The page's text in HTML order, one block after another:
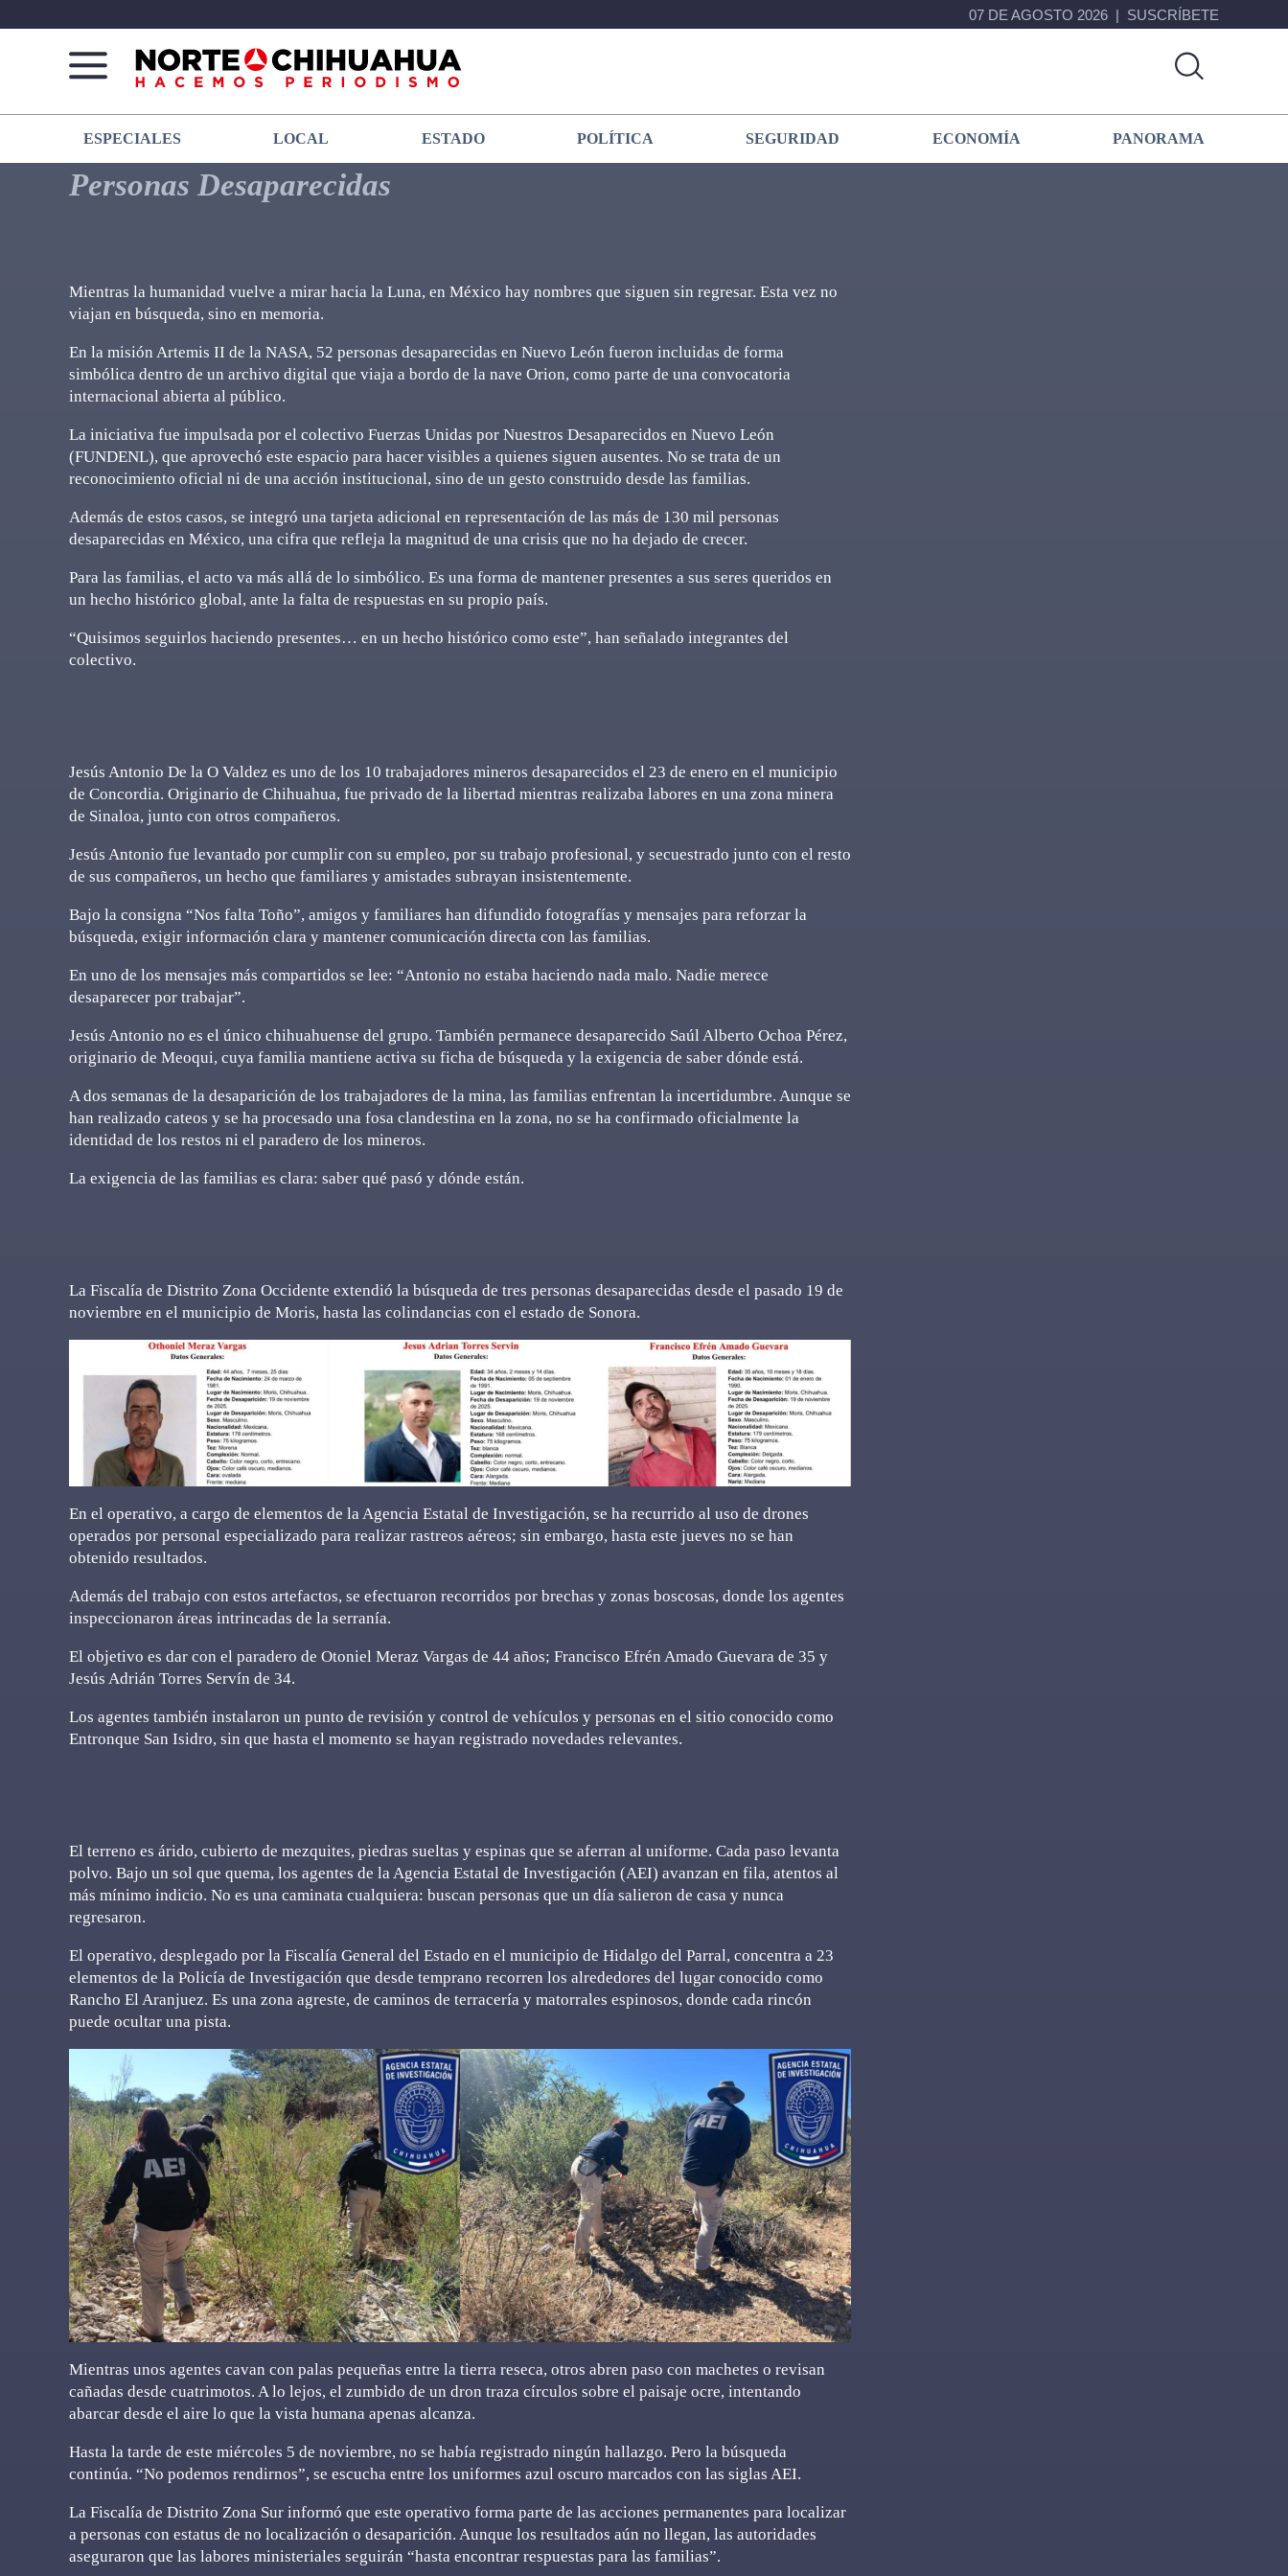
07 DE AGOSTO 2026 SUSCRÍBETE
Norte
De
Chihuahua
Más
que
noticias,
hacemos periodismo
ESPECIALES LOCAL ESTADO POLÍTICA SEGURIDAD ECONOMÍA PANORAMA
Personas Desaparecidas
Mientras la humanidad vuelve a mirar hacia la Luna, en México hay nombres que siguen sin regresar. Esta vez no
viajan en búsqueda, sino en memoria.
En la misión Artemis II de la NASA, 52 personas desaparecidas en Nuevo León fueron incluidas de forma
simbólica dentro de un archivo digital que viaja a bordo de la nave Orion, como parte de una convocatoria
internacional abierta al público.
La iniciativa fue impulsada por el colectivo Fuerzas Unidas por Nuestros Desaparecidos en Nuevo León
(FUNDENL), que aprovechó este espacio para hacer visibles a quienes siguen ausentes. No se trata de un
reconocimiento oficial ni de una acción institucional, sino de un gesto construido desde las familias.
Además de estos casos, se integró una tarjeta adicional en representación de las más de 130 mil personas
desaparecidas en México, una cifra que refleja la magnitud de una crisis que no ha dejado de crecer.
Para las familias, el acto va más allá de lo simbólico. Es una forma de mantener presentes a sus seres queridos en
un hecho histórico global, ante la falta de respuestas en su propio país.
“Quisimos seguirlos haciendo presentes… en un hecho histórico como este”, han señalado integrantes del
colectivo.
Jesús Antonio De la O Valdez es uno de los 10 trabajadores mineros desaparecidos el 23 de enero en el municipio
de Concordia. Originario de Chihuahua, fue privado de la libertad mientras realizaba labores en una zona minera
de Sinaloa, junto con otros compañeros.
Jesús Antonio fue levantado por cumplir con su empleo, por su trabajo profesional, y secuestrado junto con el resto
de sus compañeros, un hecho que familiares y amistades subrayan insistentemente.
Bajo la consigna “Nos falta Toño”, amigos y familiares han difundido fotografías y mensajes para reforzar la
búsqueda, exigir información clara y mantener comunicación directa con las familias.
En uno de los mensajes más compartidos se lee: “Antonio no estaba haciendo nada malo. Nadie merece
desaparecer por trabajar”.
Jesús Antonio no es el único chihuahuense del grupo. También permanece desaparecido Saúl Alberto Ochoa Pérez,
originario de Meoqui, cuya familia mantiene activa su ficha de búsqueda y la exigencia de saber dónde está.
A dos semanas de la desaparición de los trabajadores de la mina, las familias enfrentan la incertidumbre. Aunque se
han realizado cateos y se ha procesado una fosa clandestina en la zona, no se ha confirmado oficialmente la
identidad de los restos ni el paradero de los mineros.
La exigencia de las familias es clara: saber qué pasó y dónde están.
La Fiscalía de Distrito Zona Occidente extendió la búsqueda de tres personas desaparecidas desde el pasado 19 de
noviembre en el municipio de Moris, hasta las colindancias con el estado de Sonora.
En el operativo, a cargo de elementos de la Agencia Estatal de Investigación, se ha recurrido al uso de drones
operados por personal especializado para realizar rastreos aéreos; sin embargo, hasta este jueves no se han
obtenido resultados.
Además del trabajo con estos artefactos, se efectuaron recorridos por brechas y zonas boscosas, donde los agentes
inspeccionaron áreas intrincadas de la serranía.
El objetivo es dar con el paradero de Otoniel Meraz Vargas de 44 años; Francisco Efrén Amado Guevara de 35 y
Jesús Adrián Torres Servín de 34.
Los agentes también instalaron un punto de revisión y control de vehículos y personas en el sitio conocido como
Entronque San Isidro, sin que hasta el momento se hayan registrado novedades relevantes.
El terreno es árido, cubierto de mezquites, piedras sueltas y espinas que se aferran al uniforme. Cada paso levanta
polvo. Bajo un sol que quema, los agentes de la Agencia Estatal de Investigación (AEI) avanzan en fila, atentos al
más mínimo indicio. No es una caminata cualquiera: buscan personas que un día salieron de casa y nunca
regresaron.
El operativo, desplegado por la Fiscalía General del Estado en el municipio de Hidalgo del Parral, concentra a 23
elementos de la Policía de Investigación que desde temprano recorren los alrededores del lugar conocido como
Rancho El Aranjuez. Es una zona agreste, de caminos de terracería y matorrales espinosos, donde cada rincón
puede ocultar una pista.
Mientras unos agentes cavan con palas pequeñas entre la tierra reseca, otros abren paso con machetes o revisan
cañadas desde cuatrimotos. A lo lejos, el zumbido de un dron traza círculos sobre el paisaje ocre, intentando
abarcar desde el aire lo que la vista humana apenas alcanza.
Hasta la tarde de este miércoles 5 de noviembre, no se había registrado ningún hallazgo. Pero la búsqueda
continúa. “No podemos rendirnos”, se escucha entre los uniformes azul oscuro marcados con las siglas AEI.
La Fiscalía de Distrito Zona Sur informó que este operativo forma parte de las acciones permanentes para localizar
a personas con estatus de no localización o desaparición. Aunque los resultados aún no llegan, las autoridades
aseguraron que las labores ministeriales seguirán “hasta encontrar respuestas para las familias”.